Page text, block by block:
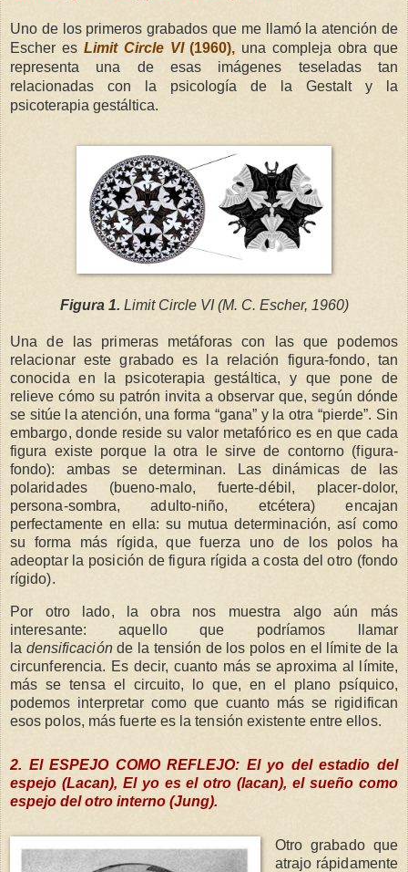
Uno de los primeros grabados que me llamó la atención de
Escher es Limit Circle VI(1960), una compleja obra que
representa una de esas imágenes teseladas tan
relacionadas con la psicología de la Gestalt y la
psicoterapia gestáltica.
Figura 1. Limit Circle VI (M. C. Escher, 1960)
Una de las primeras metáforas con las que podemos
relacionar este grabado es la relación figura-fondo, tan
conocida en la psicoterapia gestáltica, y que pone de
relieve cómo su patrón invita a observar que, según dónde
se sitúe la atención, una forma “gana” y la otra “pierde”. Sin
embargo, donde reside su valor metafórico es en que cada
figura existe porque la otra le sirve de contorno (figura-
fondo): ambas se determinan. Las dinámicas de las
polaridades (bueno-malo, fuerte-débil, placer-dolor,
persona-sombra, adulto-niño, etcétera) encajan
perfectamente en ella: su mutua determinación, así como
su forma más rígida, que fuerza uno de los polos ha
adeoptar la posición de figura rígida a costa del otro (fondo
rígido).
Por otro lado, la obra nos muestra algo aún más
interesante: aquello que podríamos llamar
la densificaciónde la tensión de los polos en el límite de la
circunferencia. Es decir, cuanto más se aproxima al límite,
más se tensa el circuito, lo que, en el plano psíquico,
podemos interpretar como que cuanto más se rigidifican
esos polos, más fuerte es la tensión existente entre ellos.
2. El ESPEJO COMO REFLEJO: El yo del estadio del
espejo (Lacan), El yo es el otro (lacan), el sueño como
espejo del otro interno (Jung).
Otro grabado que
atrajo rápidamente